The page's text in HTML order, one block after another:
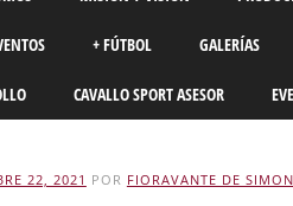
+ FÚTBOL GALERÍAS
CAVALLO SPORT ASESOR
22, 2021 POR FIORAVANTE DE